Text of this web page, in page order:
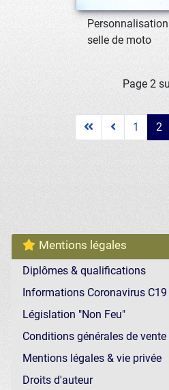
selle de moto
Page 2
1 2
Mentions légales
Diplômes & qualifications
Informations Coronavirus C19
Législation "Non Feu"
Conditions générales de vente
Mentions légales & vie privée
Droits d'auteur